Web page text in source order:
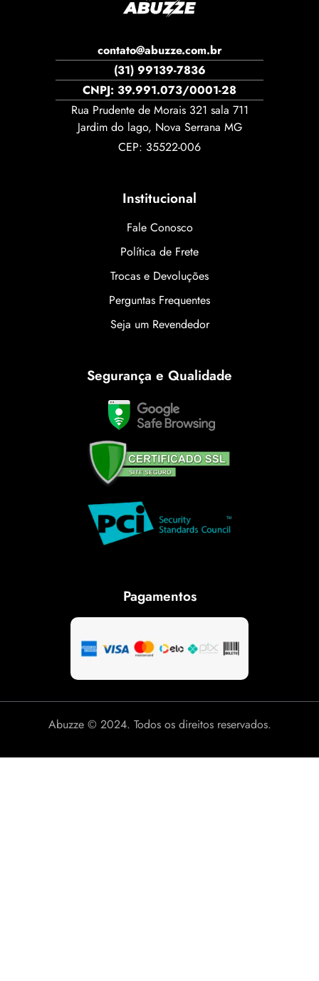
contato@abuzze.com.br
(31) 99139-7836
CNPJ: 39.991.073/0001-28
Rua Prudente de Morais 321 sala 711
Jardim do lago, Nova Serrana MG
CEP: 35522-006
Institucional
Fale Conosco
Política de Frete
Trocas e Devoluções
Perguntas Frequentes
Seja um Revendedor
Segurança e Qualidade
Pagamentos
Abuzze © 2024. Todos os direitos reservados.